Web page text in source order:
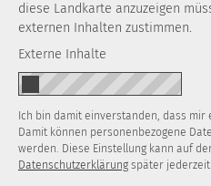
diese Landkarte anzuzeigen
externen Inhalten zustimmen.
Externe Inhalte
Ich bin damit einverstanden, dass mir
Damit können personenbezogene
werden. Diese Einstellung kann auf
Datenschutzerklärung später